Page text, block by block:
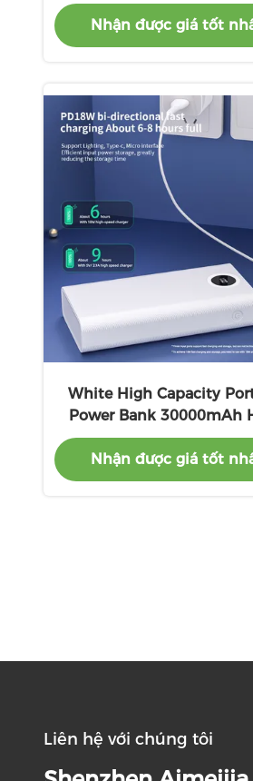
Nhận được giá tốt
White High Capacity
Power Bank 30000mAh
toàn tương thích
Nhận được giá tốt
Liên hệ với chúng tôi